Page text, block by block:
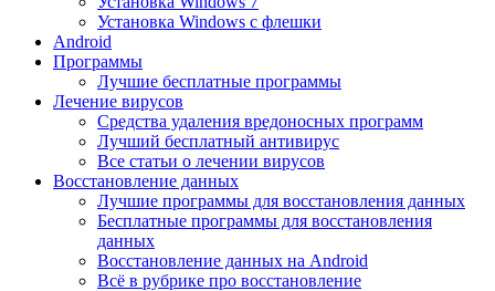
Установка Windows с флешки
Android
Программы
Лучшие бесплатные программы
Лечение вирусов
Средства удаления вредоносных программ
Лучший бесплатный антивирус
Все статьи о лечении вирусов
Восстановление данных
Лучшие программы для восстановления данных
Бесплатные программы для восстановления
данных
Восстановление данных на Android
Всё в рубрике про восстановление